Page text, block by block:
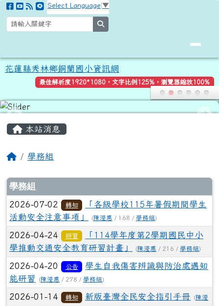
跳至主內容區
花蓮縣秀林鄉銅蘭國小資訊網
Select Language ▼
花蓮縣秀林鄉銅蘭國小資訊網
最佳解析度1920*1080，文字比例125%，瀏覽器縮放100%
本站消息
回首頁
學務組
文章列表
學務組
2026-07-02 轉知
「各級學校115年暑假期間學生
活動安全注意事項」
(陳瀅惠 / 168 / 學務組)
2026-04-24 研習
「114學年度第2學期國民中小
學推動交通安全教育研習計畫」
(陳瀅惠 / 216 / 學務組)
2026-04-20 公告
學生自我傷害辨識與防治處遇知
能研習
(陳瀅惠 / 278 / 學務組)
2026-01-14 轉知 新版臺灣全民安全指引手冊 (陳瀅